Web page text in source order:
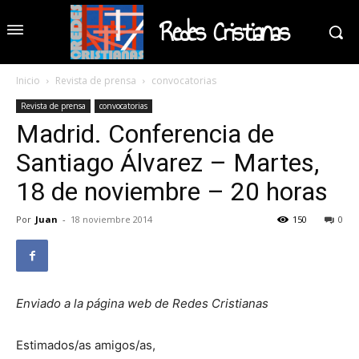
Redes Cristianas
Inicio Revista de prensa convocatorias
Revista de prensa convocatorias
Madrid. Conferencia de
Santiago Álvarez – Martes,
18 de noviembre – 20 horas
Por Juan - 18 noviembre 2014 0
150
Enviado a la página web de Redes Cristianas
Estimados/as amigos/as,